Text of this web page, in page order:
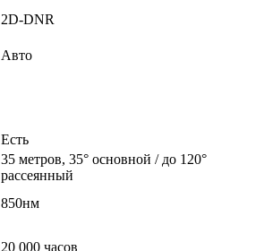
2D-DNR
Авто
Есть
35 метров, 35° основной / до 120°
рассеянный
850нм
20 000 часов